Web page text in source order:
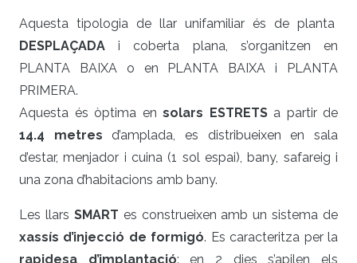
Aquesta tipologia de llar unifamiliar és de planta
DESPLAÇADAi coberta plana, s’organitzen en
PLANTA BAIXA o en PLANTA BAIXA i PLANTA
PRIMERA.
Aquesta és òptima en solars ESTRETSa partir de
14.4 metres d’amplada, es distribueixen en sala
d’estar, menjador i cuina (1 sol espai), bany, safareig i
una zona d’habitacions amb bany.
Les llars SMART es construeixen amb un sistema de
xassís d’injecció de formigó. Es caracteritza per la
rapidesa d’implantació: en 2 dies s’apilen els